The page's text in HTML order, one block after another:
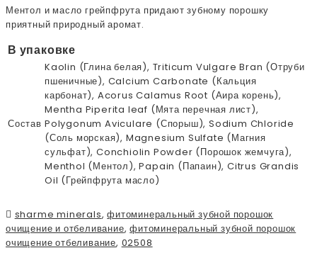
Ментол и масло грейпфрута придают зубному порошку
приятный природный аромат.
В упаковке
Состав
Kaolin (Глина белая), Triticum Vulgare Bran (Отруби
пшеничные), Calcium Carbonate (Кальция
карбонат), Acorus Calamus Root (Аира корень),
Mentha Piperita leaf (Мята перечная лист),
Polygonum Aviculare (Спорыш), Sodium Chloride
(Соль морская), Magnesium Sulfate (Магния
сульфат), Conchiolin Powder (Порошок жемчуга),
Menthol (Ментол), Papain (Папаин), Citrus Grandis
Oil (Грейпфрута масло)
sharme minerals,фитоминеральный зубной порошок
очищение и отбеливание,фитоминеральный зубной порошок
очищение отбеливание, 02508